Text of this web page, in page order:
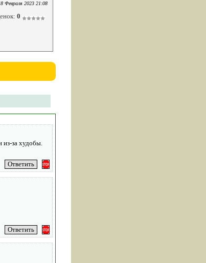
Февраля 2023 21:08
0
из-за худобы.